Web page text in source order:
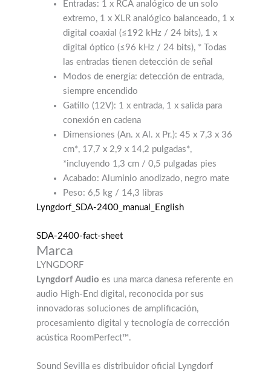
Entradas: 1 x RCA analógico de un solo
extremo, 1 x XLR analógico balanceado, 1 x
digital coaxial (≤192 kHz / 24 bits), 1 x
digital óptico (≤96 kHz / 24 bits), * Todas
las entradas tienen detección de señal
Modos de energía: detección de entrada,
siempre encendido
Gatillo (12V): 1 x entrada, 1 x salida para
conexión en cadena
Dimensiones (An. x Al. x Pr.): 45 x 7,3 x 36
cm*, 17,7 x 2,9 x 14,2 pulgadas*,
*incluyendo 1,3 cm / 0,5 pulgadas pies
Acabado: Aluminio anodizado, negro mate
Peso: 6,5 kg / 14,3 libras
Lyngdorf_SDA-2400_manual_English
SDA-2400-fact-sheet
Marca
LYNGDORF
Lyngdorf Audio es una marca danesa referente en
audio High-End digital, reconocida por sus
innovadoras soluciones de amplificación,
procesamiento digital y tecnología de corrección
acústica RoomPerfect™.
Sound Sevilla es distribuidor oficial Lyngdorf